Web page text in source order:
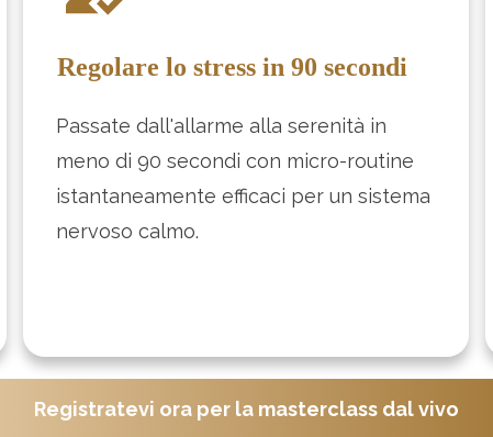
Regolare lo stress in 90 secondi
Passate dall'allarme alla serenità in
meno di 90 secondi con micro-routine
istantaneamente efficaci per un sistema
nervoso calmo.
Registratevi ora per la masterclass dal vivo